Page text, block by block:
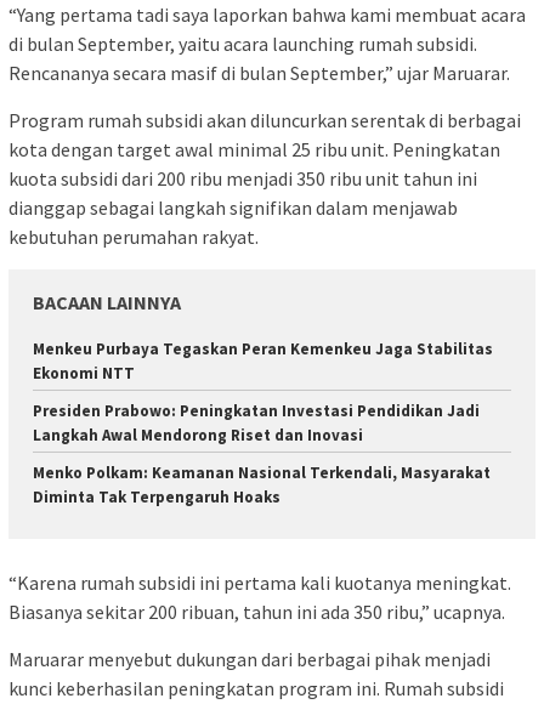
“Yang pertama tadi saya laporkan bahwa kami membuat acara
di bulan September, yaitu acara launching rumah subsidi.
Rencananya secara masif di bulan September,” ujar Maruarar.
Program rumah subsidi akan diluncurkan serentak di berbagai
kota dengan target awal minimal 25 ribu unit. Peningkatan
kuota subsidi dari 200 ribu menjadi 350 ribu unit tahun ini
dianggap sebagai langkah signifikan dalam menjawab
kebutuhan perumahan rakyat.
BACAAN LAINNYA
Menkeu Purbaya Tegaskan Peran Kemenkeu Jaga Stabilitas
Ekonomi NTT
Presiden Prabowo: Peningkatan Investasi Pendidikan Jadi
Langkah Awal Mendorong Riset dan Inovasi
Menko Polkam: Keamanan Nasional Terkendali, Masyarakat
Diminta Tak Terpengaruh Hoaks
“Karena rumah subsidi ini pertama kali kuotanya meningkat.
Biasanya sekitar 200 ribuan, tahun ini ada 350 ribu,” ucapnya.
Maruarar menyebut dukungan dari berbagai pihak menjadi
kunci keberhasilan peningkatan program ini. Rumah subsidi